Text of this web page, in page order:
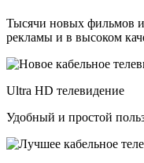
Тысячи новых фильмов
рекламы и в высоком
Ultra HD телевидение
Удобный и простой